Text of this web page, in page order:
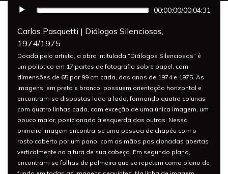
00:00:00/00:04:31
Carlos Pasquetti | Diálogos Silenciosos,
1974/1975
Doada pelo artista, a obra intitulada “Diálogos Silenciosos” é
um políptico em 17 partes de fotografia sobre papel, com
dimensões de 65 por 99 cm cada, dos anos de 1974 e 1975. As
imagens, em preto e branco, possuem orientação horizontal e
encontram-se dispostas lado a lado, formando quatro colunas
com quatro linhas cada, com exceção de uma única imagem, um
pouco maior, posicionada à esquerda das outras. Nessa
primeira imagem encontra-se uma pessoa de chapéu com o
rosto coberto por um pano, com as mãos posicionadas abertas
verticalmente na altura de sua cabeça. Em segundo plano,
encontram-se folhas de palmeira que se repetem como plano de